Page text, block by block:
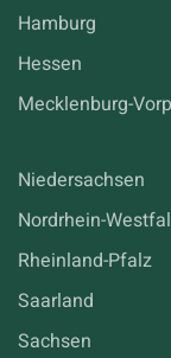
Hamburg
Hessen
Mecklenburg-
Niedersachsen
Nordrhein-
Rheinland-Pfalz
Saarland
Sachsen